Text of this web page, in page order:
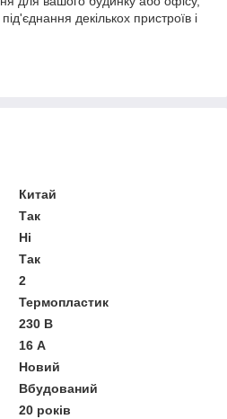
декількох пристроїв і
Китай
Так
Ні
Так
2
Термопластик
230 В
16 А
Новий
Вбудований
20 років